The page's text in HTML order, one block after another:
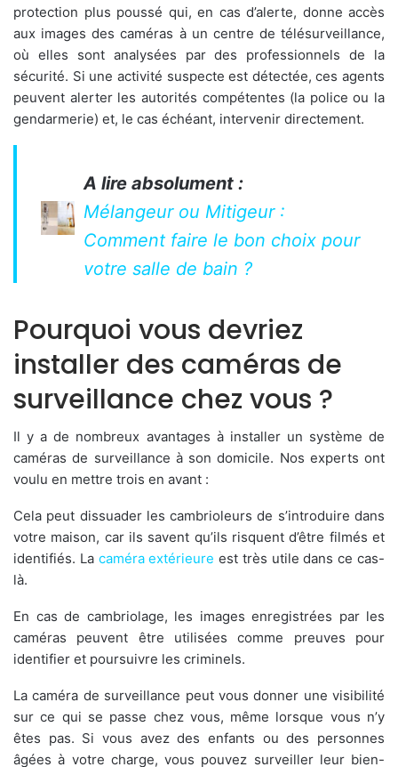
protection plus poussé qui, en cas d’alerte, donne accès
aux images des caméras à un centre de télésurveillance,
où elles sont analysées par des professionnels de la
sécurité. Si une activité suspecte est détectée, ces agents
peuvent alerter les autorités compétentes (la police ou la
gendarmerie) et, le cas échéant, intervenir directement.
A lire absolument :
Mélangeur ou Mitigeur :
Comment faire le bon choix pour
votre salle de bain ?
Pourquoi vous devriez
installer des caméras de
surveillance chez vous ?
Il y a de nombreux avantages à installer un système de
caméras de surveillance à son domicile. Nos experts ont
voulu en mettre trois en avant :
Cela peut dissuader les cambrioleurs de s’introduire dans
votre maison, car ils savent qu’ils risquent d’être filmés et
identifiés. La caméra extérieure est très utile dans ce cas-
là.
En cas de cambriolage, les images enregistrées par les
caméras peuvent être utilisées comme preuves pour
identifier et poursuivre les criminels.
La caméra de surveillance peut vous donner une visibilité
sur ce qui se passe chez vous, même lorsque vous n’y
êtes pas. Si vous avez des enfants ou des personnes
âgées à votre charge, vous pouvez surveiller leur bien-